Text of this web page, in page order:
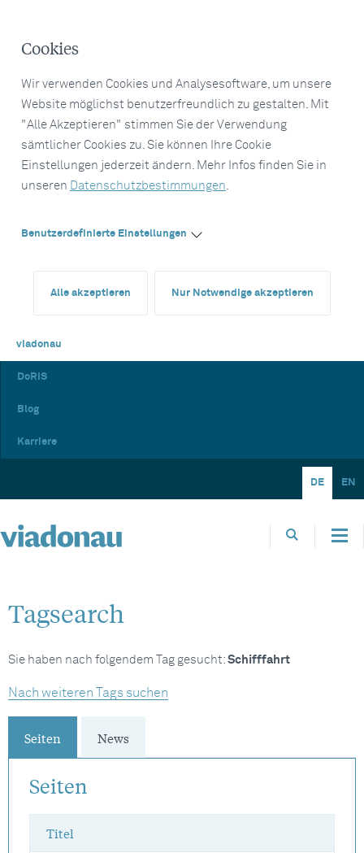
Cookies
Wir verwenden Cookies und Analysesoftware, um unsere
Website möglichst benutzerfreundlich zu gestalten. Mit
"Alle Akzeptieren" stimmen Sie der Verwendung
sämtlicher Cookies zu. Sie können Ihre Cookie
Einstellungen jederzeit ändern. Mehr Infos finden Sie in
unseren Datenschutzbestimmungen.
Benutzerdefinierte Einstellungen
Alle akzeptieren Nur Notwendige akzeptieren
viadonau
DoRIS
Blog
Karriere
DE EN
Tagsearch
Sie haben nach folgendem Tag gesucht: Schifffahrt
Nach weiteren Tags suchen
Seiten News
Seiten
Titel